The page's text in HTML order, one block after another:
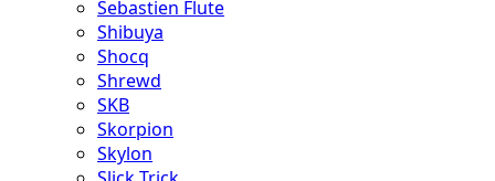
Sebastien Flute
Shibuya
Shocq
Shrewd
SKB
Skorpion
Skylon